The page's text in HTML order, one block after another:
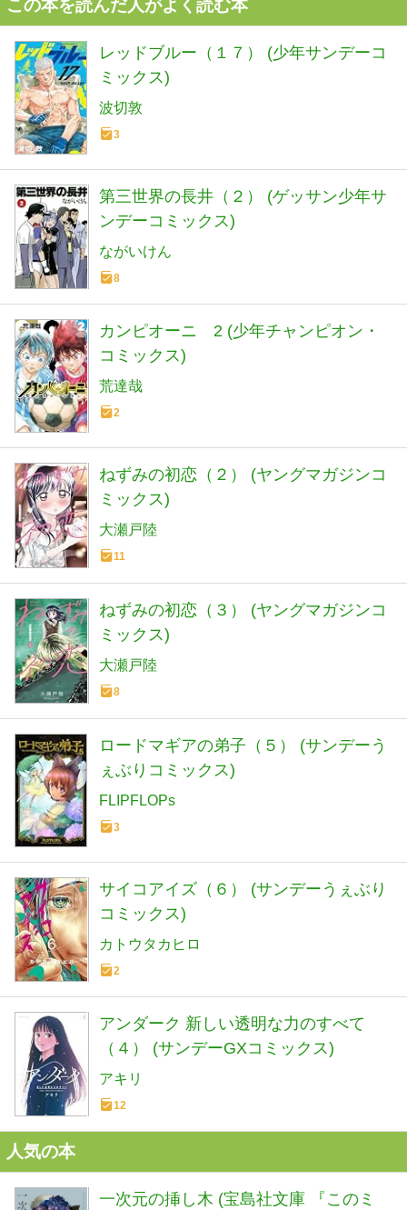
この本を読んだ人がよく読む本
レッドブルー（１７） (少年サンデーコ
ミックス)
波切敦
3
第三世界の長井（２） (ゲッサン少年サ
ンデーコミックス)
ながいけん
8
カンピオーニ 2 (少年チャンピオン・
コミックス)
荒達哉
2
ねずみの初恋（２） (ヤングマガジンコ
ミックス)
大瀬戸陸
11
ねずみの初恋（３） (ヤングマガジンコ
ミックス)
大瀬戸陸
8
ロードマギアの弟子（５） (サンデーう
ぇぶりコミックス)
FLIPFLOPs
3
サイコアイズ（６） (サンデーうぇぶり
コミックス)
カトウタカヒロ
2
アンダーク 新しい透明な力のすべて
（４） (サンデーGXコミックス)
アキリ
12
人気の本
一次元の挿し木 (宝島社文庫 『このミ